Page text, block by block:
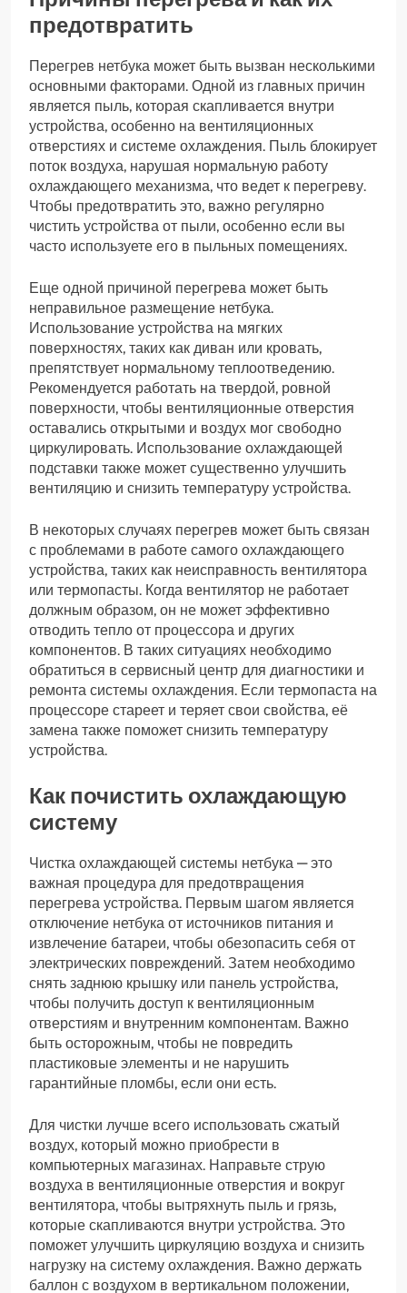
предотвратить
Перегрев нетбука может быть вызван несколькими
основными факторами. Одной из главных причин
является пыль, которая скапливается внутри
устройства, особенно на вентиляционных
отверстиях и системе охлаждения. Пыль блокирует
поток воздуха, нарушая нормальную работу
охлаждающего механизма, что ведет к перегреву.
Чтобы предотвратить это, важно регулярно
чистить устройства от пыли, особенно если вы
часто используете его в пыльных помещениях.
Еще одной причиной перегрева может быть
неправильное размещение нетбука.
Использование устройства на мягких
поверхностях, таких как диван или кровать,
препятствует нормальному теплоотведению.
Рекомендуется работать на твердой, ровной
поверхности, чтобы вентиляционные отверстия
оставались открытыми и воздух мог свободно
циркулировать. Использование охлаждающей
подставки также может существенно улучшить
вентиляцию и снизить температуру устройства.
В некоторых случаях перегрев может быть связан
с проблемами в работе самого охлаждающего
устройства, таких как неисправность вентилятора
или термопасты. Когда вентилятор не работает
должным образом, он не может эффективно
отводить тепло от процессора и других
компонентов. В таких ситуациях необходимо
обратиться в сервисный центр для диагностики и
ремонта системы охлаждения. Если термопаста на
процессоре стареет и теряет свои свойства, её
замена также поможет снизить температуру
устройства.
Как почистить охлаждающую
систему
Чистка охлаждающей системы нетбука — это
важная процедура для предотвращения
перегрева устройства. Первым шагом является
отключение нетбука от источников питания и
извлечение батареи, чтобы обезопасить себя от
электрических повреждений. Затем необходимо
снять заднюю крышку или панель устройства,
чтобы получить доступ к вентиляционным
отверстиям и внутренним компонентам. Важно
быть осторожным, чтобы не повредить
пластиковые элементы и не нарушить
гарантийные пломбы, если они есть.
Для чистки лучше всего использовать сжатый
воздух, который можно приобрести в
компьютерных магазинах. Направьте струю
воздуха в вентиляционные отверстия и вокруг
вентилятора, чтобы вытряхнуть пыль и грязь,
которые скапливаются внутри устройства. Это
поможет улучшить циркуляцию воздуха и снизить
нагрузку на систему охлаждения. Важно держать
баллон с воздухом в вертикальном положении,